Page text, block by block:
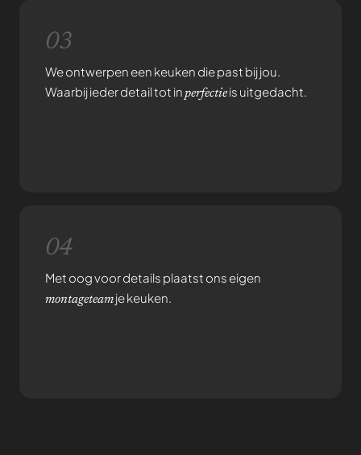
03
We ontwerpen een keuken die past bij jou.
Waarbij ieder detail tot inperfectieis uitgedacht.
04
Met oog voor details plaatst ons eigen
montageteamje keuken.